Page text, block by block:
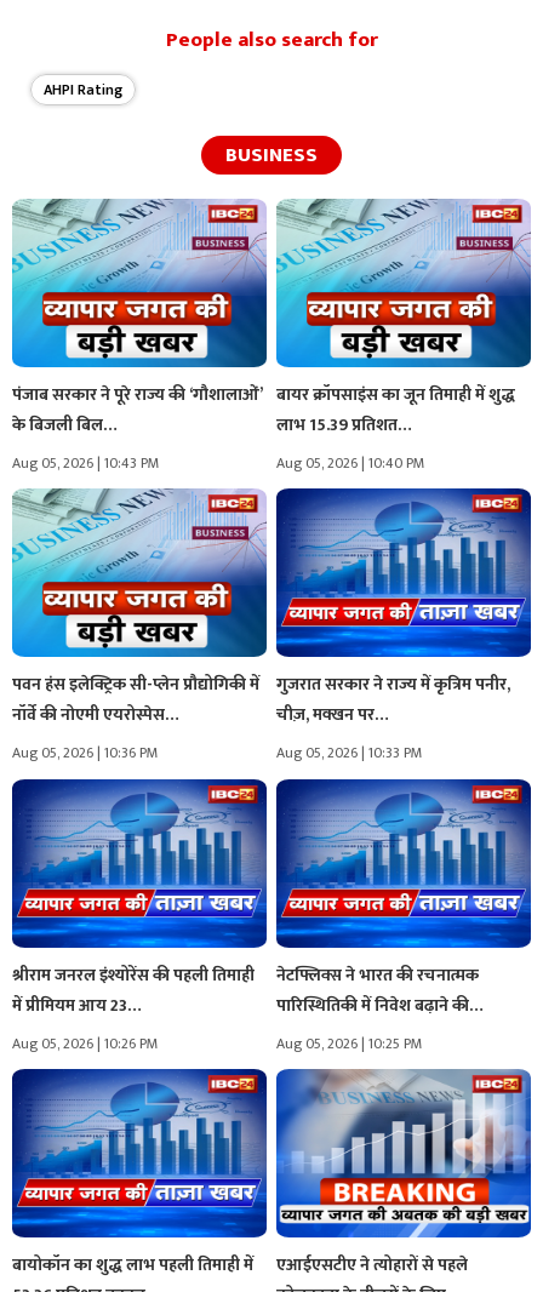
People also search for
AHPI Rating
BUSINESS
पंजाब सरकार ने पूरे राज्य की ‘गौशालाओं’
के बिजली बिल…
Aug 05, 2026 | 10:43 PM
बायर क्रॉपसाइंस का जून तिमाही में शुद्ध
लाभ 15.39 प्रतिशत…
Aug 05, 2026 | 10:40 PM
पवन हंस इलेक्ट्रिक सी-प्लेन प्रौद्योगिकी में
नॉर्वे की नोएमी एयरोस्पेस…
Aug 05, 2026 | 10:36 PM
गुजरात सरकार ने राज्य में कृत्रिम पनीर,
चीज़, मक्खन पर…
Aug 05, 2026 | 10:33 PM
श्रीराम जनरल इंश्योरेंस की पहली तिमाही
में प्रीमियम आय 23…
Aug 05, 2026 | 10:26 PM
नेटफ्लिक्स ने भारत की रचनात्मक
पारिस्थितिकी में निवेश बढ़ाने की…
Aug 05, 2026 | 10:25 PM
बायोकॉन का शुद्ध लाभ पहली तिमाही में
एआईएसटीए ने त्योहारों से पहले